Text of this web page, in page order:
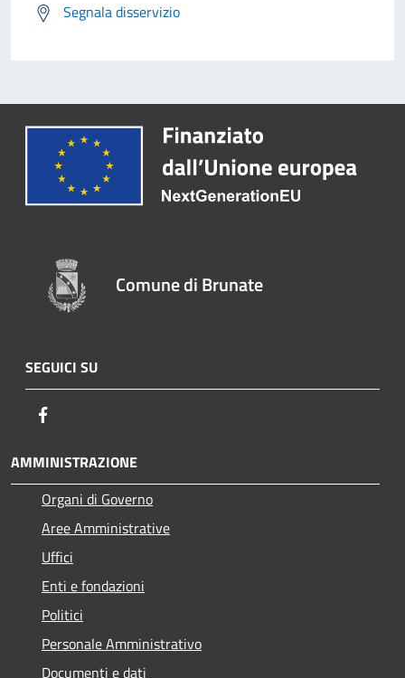
Segnala disservizio
Comune di Brunate
SEGUICI SU
AMMINISTRAZIONE
Organi di Governo
Aree Amministrative
Uffici
Enti e fondazioni
Politici
Personale Amministrativo
Documenti e dati